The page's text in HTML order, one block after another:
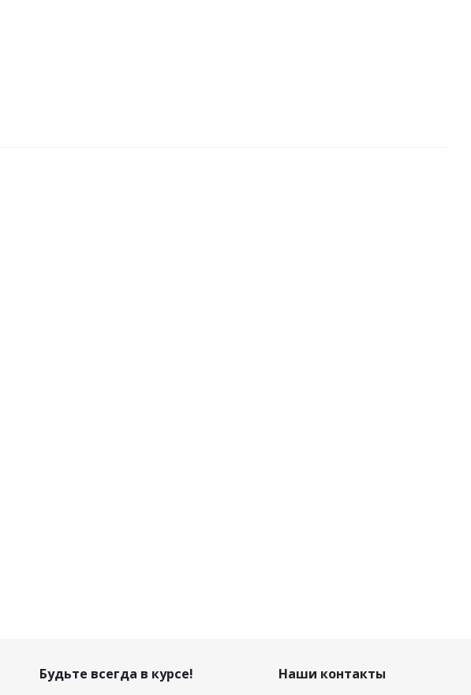
Будьте всегда в курсе! Наши контакты